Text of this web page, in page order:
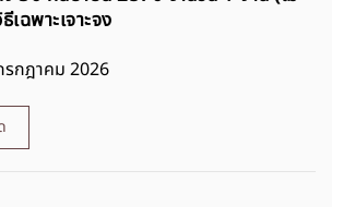
เฉพาะเจาะจง
รกฎาคม 2026